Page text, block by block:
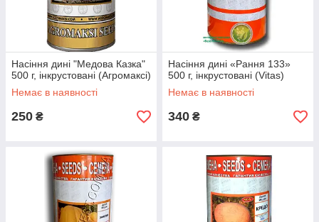
Насіння дині "Медова Казка"
500 г, інкрустовані (Агромаксі)
Немає в наявності
250 ₴
Насіння дині «Рання 133»
500 г, інкрустовані (Vitas)
Немає в наявності
340 ₴